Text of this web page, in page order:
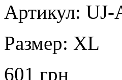
Артикул:
Размер: XL
601 грн